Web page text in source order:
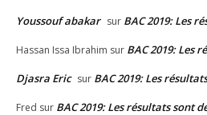
Youssouf abakar sur BAC 2019: Les
Hassan Issa Ibrahim sur BAC 2019: Les
Djasra Eric sur BAC 2019: Les
Fred sur BAC 2019: Les résultats sont